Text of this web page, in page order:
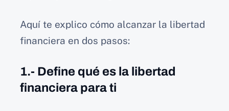
Aquí te explico cómo alcanzar la libertad
financiera en dos pasos:
1.- Define qué es la libertad
financiera para ti